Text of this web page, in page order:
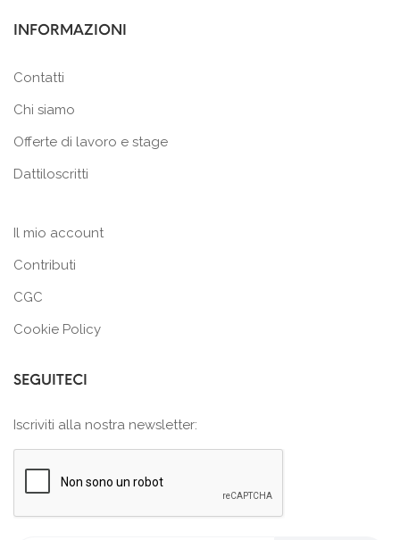
INFORMAZIONI
Contatti
Chi siamo
Offerte di lavoro e stage
Dattiloscritti
Il mio account
Contributi
CGC
Cookie Policy
SEGUITECI
Iscriviti alla nostra newsletter: